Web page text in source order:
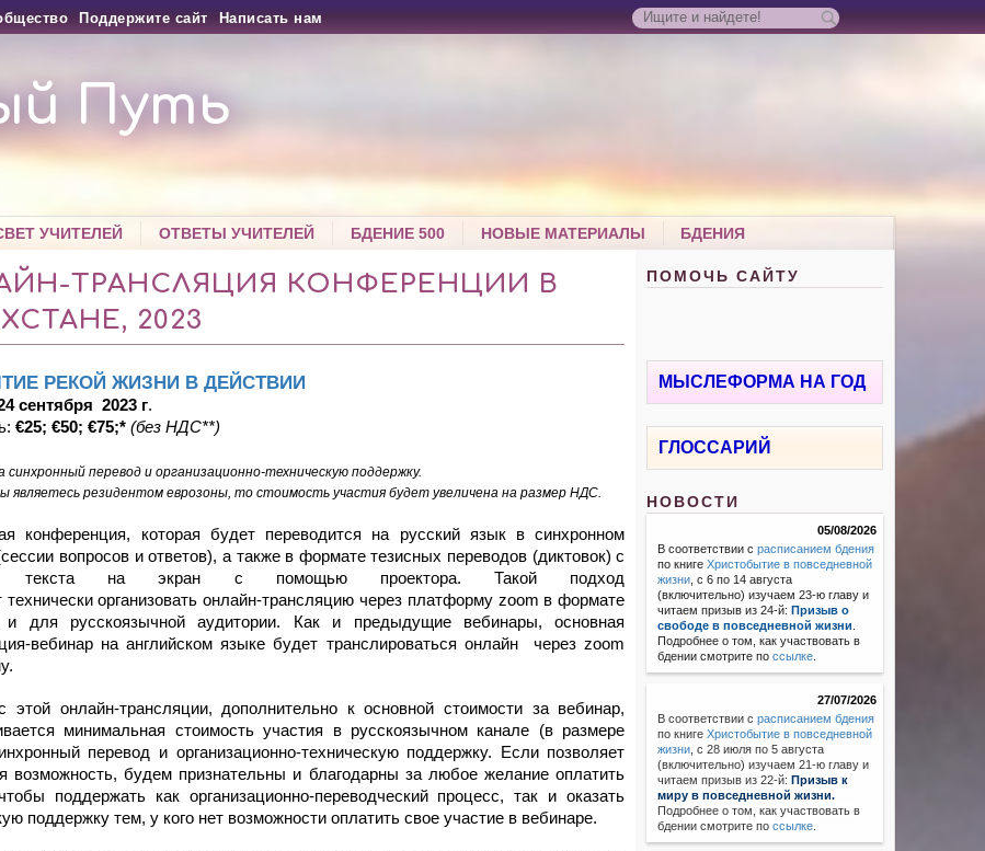
Поддержите сайт Написать нам
Путь
УЧИТЕЛЕЙ ОТВЕТЫ УЧИТЕЛЕЙ БДЕНИЕ 500 НОВЫЕ МАТЕРИАЛЫ БДЕНИЯ
ТРАНСЛЯЦИЯ КОНФЕРЕНЦИИ В
2023
РЕКОЙ ЖИЗНИ В ДЕЙСТВИИ
сентября 2023 г.
€25; €50; €75;* (без НДС**)
синхронный перевод и организационно-техническую поддержку.
являетесь резидентом еврозоны, то стоимость участия будет увеличена на размер НДС.
конференция, которая будет переводится на русский язык в синхронном
вопросов и ответов), а также в формате тезисных переводов (диктовок) с
текста на экран с помощью проектора. Такой подход
техническиорганизовать онлайн-трансляциючерез платформу zoom в формате
и для русскоязычной аудитории. Как и предыдущие вебинары, основная
вебинар на английском языке будет транслироваться онлайн через zoom
этой онлайн-трансляции, дополнительно к основной стоимости за вебинар,
минимальная стоимость участия в русскоязычном канале (в размере
перевод и организационно-техническую поддержку.
Если позволяет
возможность, будем признательны и благодарны за любое желание оплатить
поддержать как организационно-переводческий процесс, так и оказать
поддержку тем, у кого нет возможности оплатить свое участие в вебинаре.
ПОМОЧЬ САЙТУ
МЫСЛЕФОРМА НА ГОД
ГЛОССАРИЙ
НОВОСТИ
05/08/2026
В соответствии срасписанием бдения
по книгеХристобытие в повседневной
жизни , с 6 по 14 августа
(включительно) изучаем 23-ю главу и
читаем призыв из 24-й: Призыв о
свободе в повседневной жизни
Подробнее о том, как участвовать в
бдении смотрите поссылке
27/07/2026
В соответствии с расписанием бдения
по книгеХристобытие в повседневной
жизни с 28 июля по 5 августа
(включительно) изучаем 21-ю главу и
читаем призыв из 22-й: Призыв к
миру в повседневной жизни.
Подробнее о том, как участвовать в
бдении смотрите поссылке